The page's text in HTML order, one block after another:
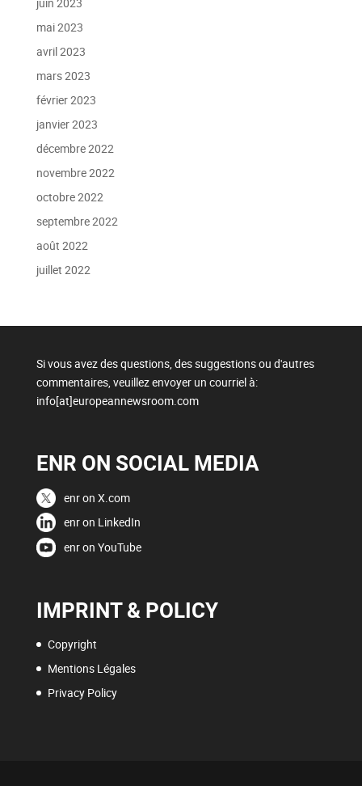
mai 2023
avril 2023
mars 2023
février 2023
janvier 2023
décembre 2022
novembre 2022
octobre 2022
septembre 2022
août 2022
juillet 2022
Si vous avez des questions, des suggestions ou d'autres
commentaires, veuillez envoyer un courriel à:
info[at]europeannewsroom.com
ENR ON SOCIAL MEDIA
enr on X.com
enr on LinkedIn
enr on YouTube
IMPRINT & POLICY
Copyright
Mentions Légales
Privacy Policy